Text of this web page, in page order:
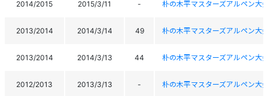
2014/2015 2015/3/11 - 朴の木平マスターズアルペン大
2013/2014 2014/3/14 49 朴の木平マスターズアルペン大
2013/2014 2014/3/13 44 朴の木平マスターズアルペン大
2012/2013 2013/3/13 - 朴の木平マスターズアルペン大